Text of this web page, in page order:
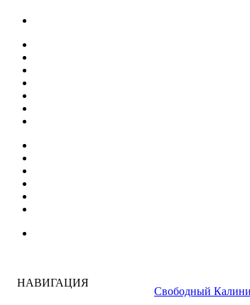
НАВИГАЦИЯ
Свободный